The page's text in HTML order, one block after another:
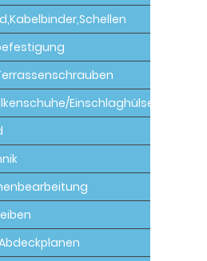
Einschlaghülsen